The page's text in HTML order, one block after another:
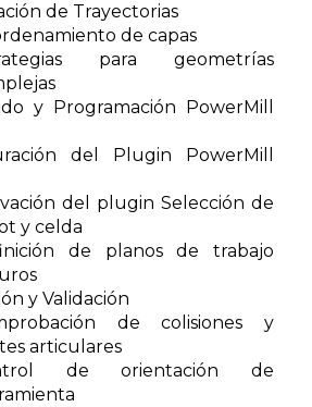
de Trayectorias
de capas
para geometrías
y Programación PowerMill
del Plugin PowerMill
del plugin Selección de
y celda
de planos de trabajo
y Validación
de colisiones y
articulares
de orientación de